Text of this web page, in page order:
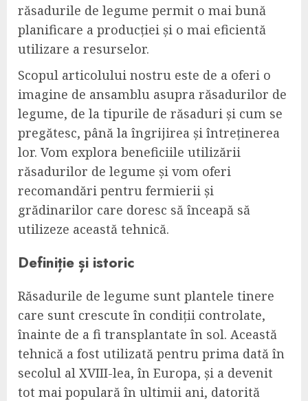
răsadurile de legume permit o mai bună
planificare a producției și o mai eficientă
utilizare a resurselor.
Scopul articolului nostru este de a oferi o
imagine de ansamblu asupra răsadurilor de
legume, de la tipurile de răsaduri și cum se
pregătesc, până la îngrijirea și întreținerea
lor. Vom explora beneficiile utilizării
răsadurilor de legume și vom oferi
recomandări pentru fermierii și
grădinarilor care doresc să înceapă să
utilizeze această tehnică.
Definiție și istoric
Răsadurile de legume sunt plantele tinere
care sunt crescute în condiții controlate,
înainte de a fi transplantate în sol. Această
tehnică a fost utilizată pentru prima dată în
secolul al XVIII-lea, în Europa, și a devenit
tot mai populară în ultimii ani, datorită